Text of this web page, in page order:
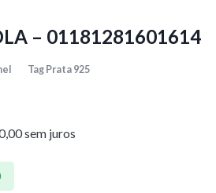
– 01181281601614
Tag Prata 925
sem juros